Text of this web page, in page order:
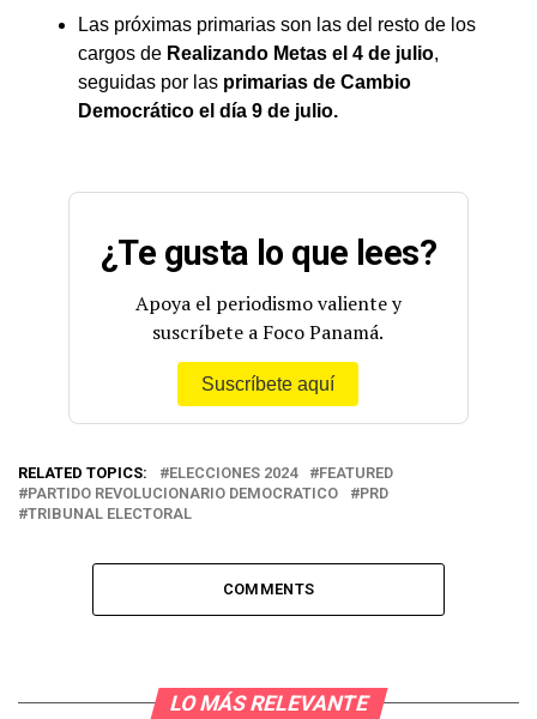
Las próximas primarias son las del resto de los
cargos de Realizando Metas el 4 de julio,
seguidas por las primarias de Cambio
Democrático el día 9 de julio.
¿Te gusta lo que lees?
Apoya el periodismo valiente y
suscríbete a Foco Panamá.
Suscríbete aquí
RELATED TOPICS: ELECCIONES 2024
FEATURED
PARTIDO REVOLUCIONARIO DEMOCRATICO
PRD
TRIBUNAL ELECTORAL
COMMENTS
LO MÁS RELEVANTE